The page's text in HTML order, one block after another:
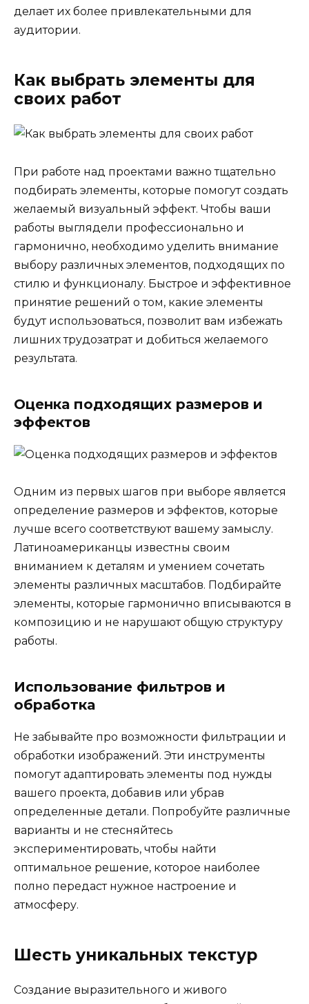
делает их более привлекательными для
аудитории.
Как выбрать элементы для
своих работ
При работе над проектами важно тщательно
подбирать элементы, которые помогут создать
желаемый визуальный эффект. Чтобы ваши
работы выглядели профессионально и
гармонично, необходимо уделить внимание
выбору различных элементов, подходящих по
стилю и функционалу. Быстрое и эффективное
принятие решений о том, какие элементы
будут использоваться, позволит вам избежать
лишних трудозатрат и добиться желаемого
результата.
Оценка подходящих размеров и
эффектов
Одним из первых шагов при выборе является
определение размеров и эффектов, которые
лучше всего соответствуют вашему замыслу.
Латиноамериканцы известны своим
вниманием к деталям и умением сочетать
элементы различных масштабов. Подбирайте
элементы, которые гармонично вписываются в
композицию и не нарушают общую структуру
работы.
Использование фильтров и
обработка
Не забывайте про возможности фильтрации и
обработки изображений. Эти инструменты
помогут адаптировать элементы под нужды
вашего проекта, добавив или убрав
определенные детали. Попробуйте различные
варианты и не стесняйтесь
экспериментировать, чтобы найти
оптимальное решение, которое наиболее
полно передаст нужное настроение и
атмосферу.
Шесть уникальных текстур
Создание выразительного и живого